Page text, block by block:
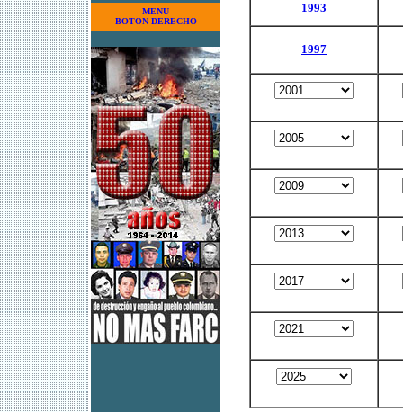
MENU
BOTON DERECHO
1993
1997